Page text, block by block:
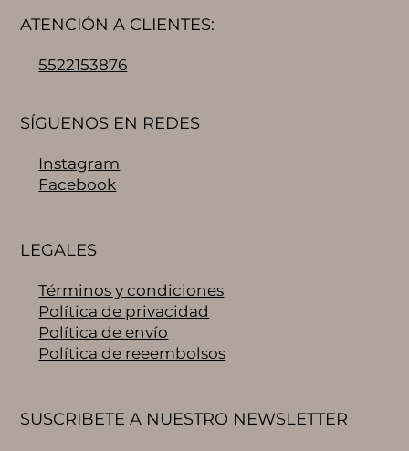
SUSCRIBETE A NUESTRO NEWSLETTER
ATENCIÓN A CLIENTES:
5522153876
SÍGUENOS EN REDES
Instagram
Facebook
LEGALES
Términos y condiciones
Política de privacidad
Política de envío
Política de reeembolsos